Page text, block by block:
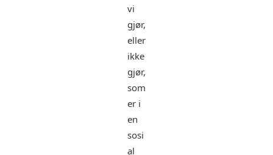
vi
gjør,
eller
ikke
gjør,
som
er i
en
sosi
al